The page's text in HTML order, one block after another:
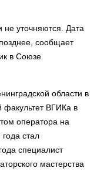
не уточняются. Дата
сообщает
в Союзе
области в
факультет ВГИКа в
оператора на
стал
специалист
мастерства